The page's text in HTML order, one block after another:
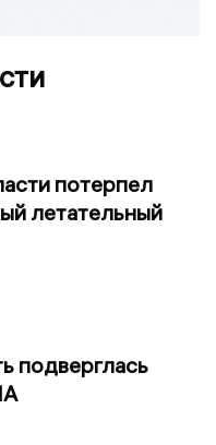
потерпел
летательный
подверглась